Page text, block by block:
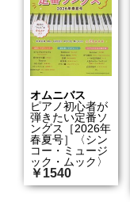
オムニバス
ピアノ初心者が
弾きたい定番ソ
ングス［2026年
春夏号］〈シン
コー・ミュージ
ック・ムック〉
￥1540